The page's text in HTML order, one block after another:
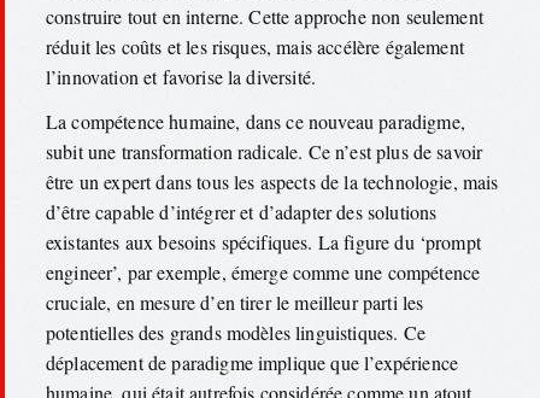
construire tout en interne. Cette approche non seulement
réduit les coûts et les risques, mais accélère également
l’innovation et favorise la diversité.
La compétence humaine, dans ce nouveau paradigme,
subit une transformation radicale. Ce n’est plus de savoir
être un expert dans tous les aspects de la technologie, mais
d’être capable d’intégrer et d’adapter des solutions
existantes aux besoins spécifiques. La figure du ‘prompt
engineer’, par exemple, émerge comme une compétence
cruciale, en mesure d’en tirer le meilleur parti les
potentielles des grands modèles linguistiques. Ce
déplacement de paradigme implique que l’expérience